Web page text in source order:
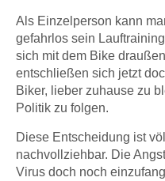
Als Einzelperson kann
gefahrlos sein
sich mit dem Bike
entschließen sich jetzt
Biker, lieber zuhause zu
Politik zu folgen.
Diese Entscheidung ist
nachvollziehbar. Die
Virus doch noch